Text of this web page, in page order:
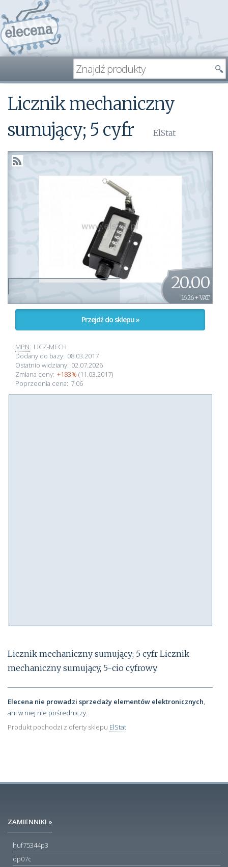
Licznik mechaniczny
sumujący; 5 cyfr
ElStat
20.00
16.26 + VAT
Przejdź do sklepu »
MPN: LICZ-MECH
Dodany do bazy: 08.03.2017
Ostatnio widziany: 02.07.2026
Zmiana ceny: +183% (11.03.2017)
Poprzednia cena: 7.06
Licznik mechaniczny sumujący; 5 cyfr Licznik
mechaniczny sumujący, 5-cio cyfrowy.
Elecena nie prowadzi sprzedaży elementów elektronicznych
ani w niej nie pośredniczy.
Produkt pochodzi z oferty sklepu ElStat
ZAMIENNIKI »
huf75344p3
op07c